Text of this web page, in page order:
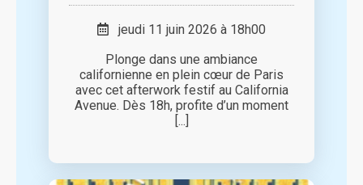
jeudi 11 juin 2026 à 18h00
Plonge dans une ambiance
californienne en plein cœur de Paris
avec cet afterwork festif au California
Avenue. Dès 18h, profite d’un moment
[...]